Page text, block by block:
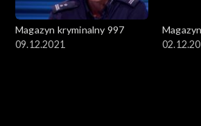
Magazyn kryminalny 997
09.12.2021